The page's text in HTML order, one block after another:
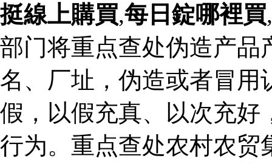
挺線上購買,每日錠哪裡買,
部门将重点查处伪造产品
名、厂址，伪造或者冒用
假，以假充真、以次充好
行为。重点查处农村农贸